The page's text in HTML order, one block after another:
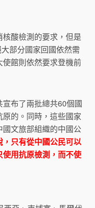
酸檢測的要求，但是
部分國家回國依然需
館則依然要求登機前
布了兩批總共60個國
的。同時，這些國家
文旅部組織的中國公
，只有從中國公民可以
用抗原檢測，而不使